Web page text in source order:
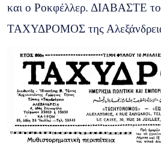
και ο Ροκφέλλερ. ΔΙΑΒΑΣΤΕ το
ΤΑΧΥΔΡΟΜΟΣ της